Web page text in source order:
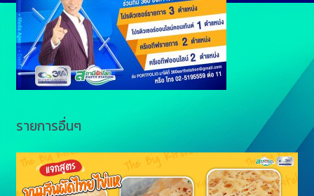
e
r
k
รายการอื่นๆ